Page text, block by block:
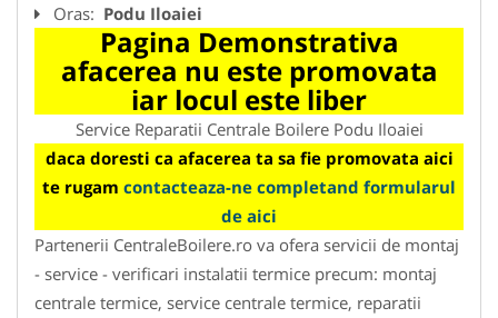
Oras: Podu Iloaiei
Pagina Demonstrativa
afacerea nu este promovata
iar locul este liber
Service Reparatii Centrale Boilere Podu Iloaiei
daca doresti ca afacerea ta sa fie promovata aici
te rugam contacteaza-ne completand formularul
de aici
Partenerii CentraleBoilere.ro va ofera servicii de montaj
- service - verificari instalatii termice precum: montaj
centrale termice, service centrale termice, reparatii